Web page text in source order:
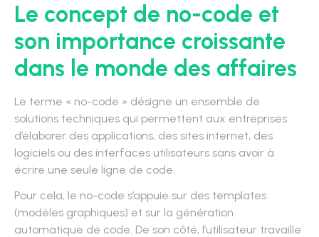
Le concept de no-code et
son importance croissante
dans le monde des affaires
Le terme « no-code » désigne un ensemble de
solutions techniques qui permettent aux entreprises
d’élaborer des applications, des sites internet, des
logiciels ou des interfaces utilisateurs sans avoir à
écrire une seule ligne de code.
Pour cela, le no-code s’appuie sur des templates
(modèles graphiques) et sur la génération
automatique de code. De son côté, l’utilisateur travaille